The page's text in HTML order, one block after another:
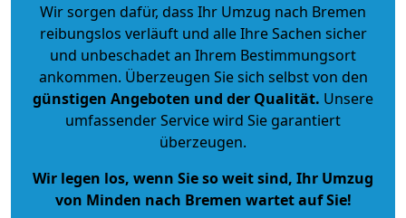
Wir sorgen dafür, dass Ihr Umzug nach Bremen
reibungslos verläuft und alle Ihre Sachen sicher
und unbeschadet an Ihrem Bestimmungsort
ankommen. Überzeugen Sie sich selbst von den
günstigen Angeboten und der Qualität. Unsere
umfassender Service wird Sie garantiert
überzeugen.
Wir legen los, wenn Sie so weit sind, Ihr Umzug
von Minden nach Bremen wartet auf Sie!